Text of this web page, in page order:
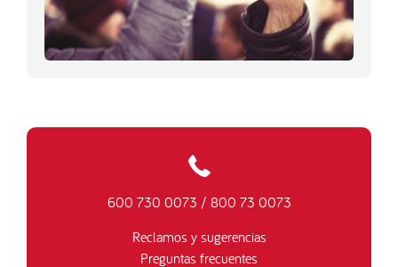
600 730 0073 / 800 73 0073
Reclamos y sugerencias
Preguntas frecuentes